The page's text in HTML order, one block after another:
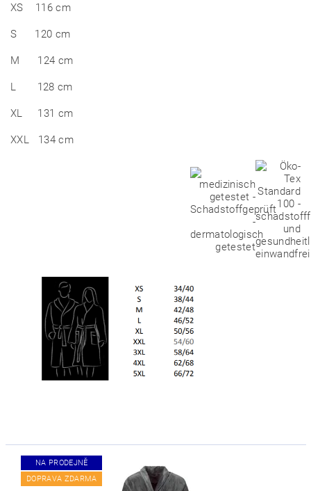
XS 116 cm
S 120 cm
M 124 cm
L 128 cm
XL 131 cm
XXL 134 cm
NA PRODEJNĚ
DOPRAVA ZDARMA